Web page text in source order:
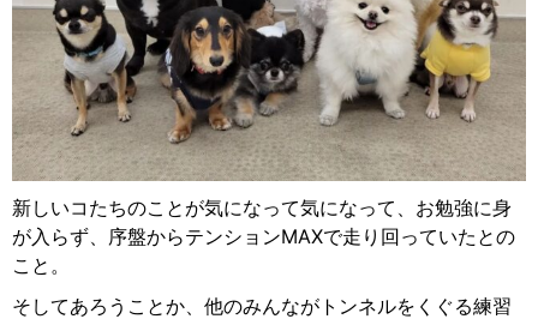
新しいコたちのことが気になって気になって、お勉強に身
が入らず、序盤からテンションMAXで走り回っていたとの
こと。
そしてあろうことか、他のみんながトンネルをくぐる練習